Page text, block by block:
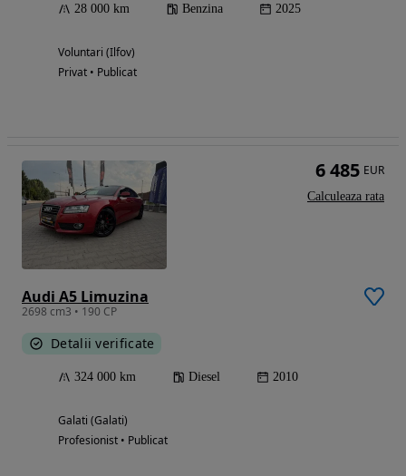
28 000 km Benzina 2025
Voluntari (Ilfov)
Privat • Publicat
Audi A5 Limuzina
2698 cm3 • 190 CP
Detalii verificate
324 000 km Diesel 2010
Galati (Galati)
Profesionist • Publicat
6 485 EUR
Calculeaza rata